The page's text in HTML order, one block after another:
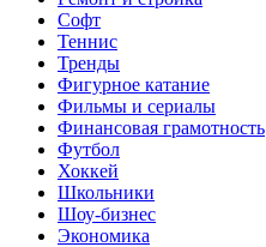
Софт
Теннис
Тренды
Фигурное катание
Фильмы и сериалы
Финансовая грамотность
Футбол
Хоккей
Школьники
Шоу-бизнес
Экономика